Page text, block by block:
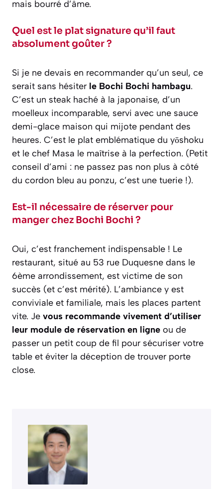
mais bourré d’âme.
Quel est le plat signature qu’il faut
absolument goûter ?
Si je ne devais en recommander qu’un seul, ce
serait sans hésiter le Bochi Bochi hambagu.
C’est un steak haché à la japonaise, d’un
moelleux incomparable, servi avec une sauce
demi-glace maison qui mijote pendant des
heures. C’est le plat emblématique du yōshoku
et le chef Masa le maîtrise à la perfection. (Petit
conseil d’ami : ne passez pas non plus à côté
du cordon bleu au ponzu, c’est une tuerie !).
Est-il nécessaire de réserver pour
manger chez Bochi Bochi ?
Oui, c’est franchement indispensable ! Le
restaurant, situé au 53 rue Duquesne dans le
6ème arrondissement, est victime de son
succès (et c’est mérité). L’ambiance y est
conviviale et familiale, mais les places partent
vite. Je vous recommande vivement d’utiliser
leur module de réservation en ligne ou de
passer un petit coup de fil pour sécuriser votre
table et éviter la déception de trouver porte
close.